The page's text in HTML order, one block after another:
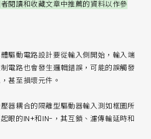
閱讀和收藏文章中推薦的資料以作參
驅動電路設計要從輸入側開始，輸入端
電路也會發生邏輯錯誤，可能的誤觸發
甚至損壞元件。
器耦合的隔離型驅動器輸入測如框圖所
眼的IN+和IN-，其互鎖、濾傳輸延時和